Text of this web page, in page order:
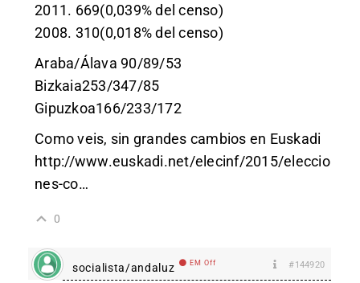
2011. 669(0,039% del censo)
2008. 310(0,018% del censo)
Araba/Álava 90/89/53
Bizkaia253/347/85
Gipuzkoa166/233/172
Como veis, sin grandes cambios en Euskadi
http://www.euskadi.net/elecinf/2015/eleccio
nes-co…
0
socialista/andaluz EM Off #144920